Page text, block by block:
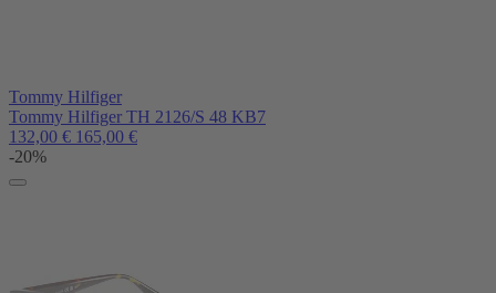
Tommy Hilfiger
Tommy Hilfiger TH 2126/S 48 KB7
132,00 € 165,00 €
-20%